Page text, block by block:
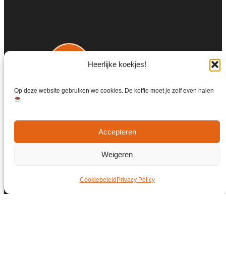
Heerlijke koekjes!
Op deze website gebruiken we cookies. De koffie moet je zelf even halen
Accepteren
Weigeren
Cookiebeleid Privacy Policy